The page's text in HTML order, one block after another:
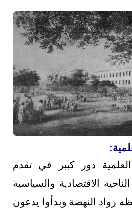
دور كبير في تقدم
الاقتصادية والسياسية
رواد النهضة وبدأوا يدعون